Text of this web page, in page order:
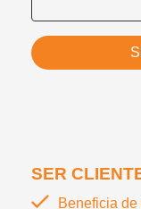
SER
Beneficia